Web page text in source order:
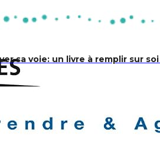
sa voie: un livre à remplir sur